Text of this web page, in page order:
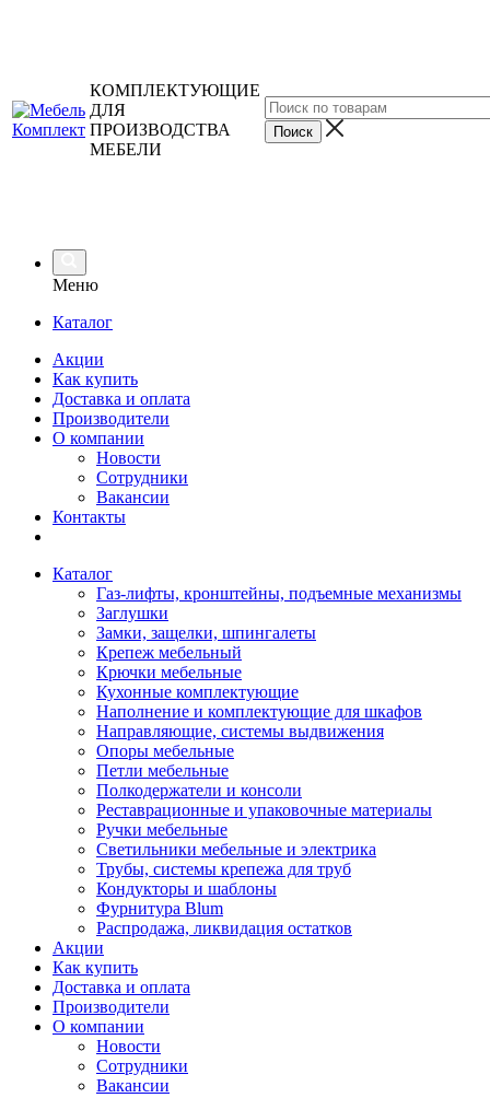
КОМПЛЕКТУЮЩИЕ
ДЛЯ
ПРОИЗВОДСТВА
МЕБЕЛИ
Меню
Каталог
Акции
Как купить
Доставка и оплата
Производители
О компании
Новости
Сотрудники
Вакансии
Контакты
Каталог
Газ-лифты, кронштейны, подъемные механизмы
Заглушки
Замки, защелки, шпингалеты
Крепеж мебельный
Крючки мебельные
Кухонные комплектующие
Наполнение и комплектующие для шкафов
Направляющие, системы выдвижения
Опоры мебельные
Петли мебельные
Полкодержатели и консоли
Реставрационные и упаковочные материалы
Ручки мебельные
Светильники мебельные и электрика
Трубы, системы крепежа для труб
Кондукторы и шаблоны
Фурнитура Blum
Распродажа, ликвидация остатков
Акции
Как купить
Доставка и оплата
Производители
О компании
Новости
Сотрудники
Вакансии